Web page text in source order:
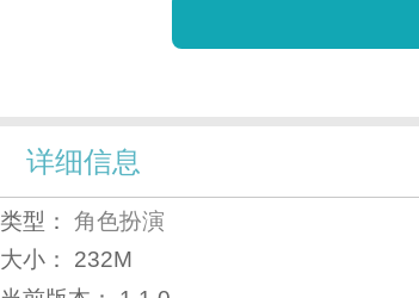
详细信息
类型： 角色扮演
大小：
232M